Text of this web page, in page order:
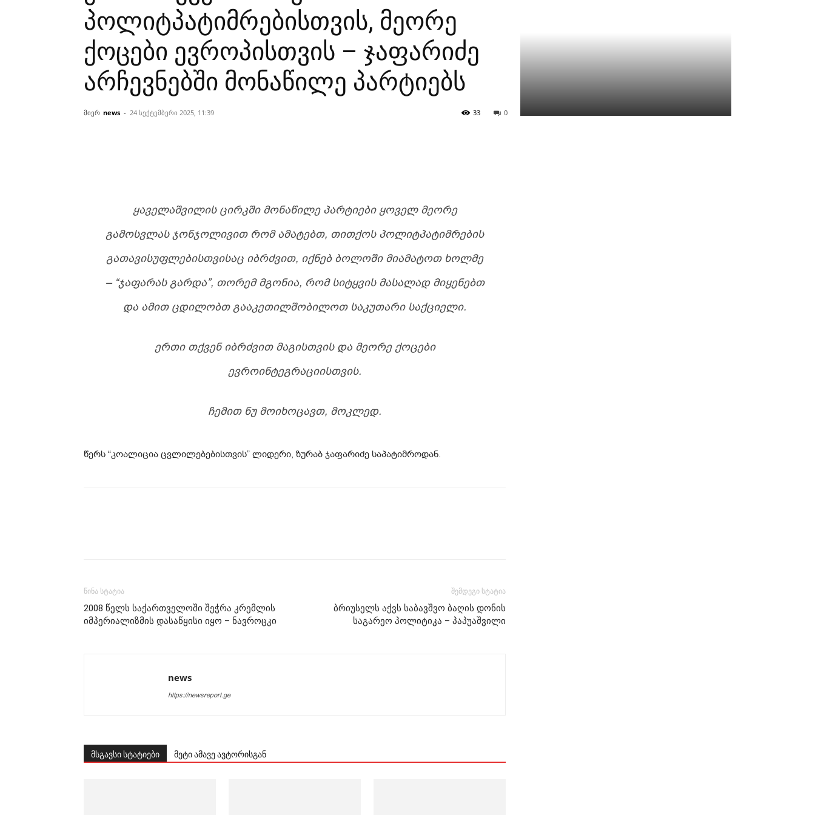
პოლიტპატიმრებისთვის, მეორე
ქოცები ევროპისთვის – ჯაფარიძე
არჩევნებში მონაწილე პარტიებს
მიერ news - 24 სექტემბერი 2025, 11:39 0
33
ᲧᲐᲕᲔᲚᲐᲨᲕᲘᲚᲘᲡ ᲪᲘᲠᲙᲨᲘ ᲛᲝᲜᲐᲬᲘᲚᲔ ᲞᲐᲠᲢᲘᲔᲑᲘ ᲧᲝᲕᲔᲚ ᲛᲔᲝᲠᲔ
ᲒᲐᲛᲝᲡᲕᲚᲐᲡ ᲯᲝᲜᲯᲝᲚᲘᲕᲘᲗ ᲠᲝᲛ ᲐᲛᲐᲢᲔᲑᲗ, ᲗᲘᲗᲥᲝᲡ ᲞᲝᲚᲘᲢᲞᲐᲢᲘᲛᲠᲔᲑᲘᲡ
ᲒᲐᲗᲐᲕᲘᲡᲣᲤᲚᲔᲑᲘᲡᲗᲕᲘᲡᲐᲪ ᲘᲑᲠᲫᲕᲘᲗ, ᲘᲥᲜᲔᲑ ᲑᲝᲚᲝᲨᲘ ᲛᲘᲐᲛᲐᲢᲝᲗ ᲮᲝᲚᲛᲔ
– “ᲯᲐᲤᲐᲠᲐᲡ ᲒᲐᲠᲓᲐ”, ᲗᲝᲠᲔᲛ ᲛᲒᲝᲜᲘᲐ, ᲠᲝᲛ ᲡᲘᲢᲧᲕᲘᲡ ᲛᲐᲡᲐᲚᲐᲓ ᲛᲘᲧᲔᲜᲔᲑᲗ
ᲓᲐ ᲐᲛᲘᲗ ᲪᲓᲘᲚᲝᲑᲗ ᲒᲐᲐᲙᲔᲗᲘᲚᲨᲝᲑᲘᲚᲝᲗ ᲡᲐᲙᲣᲗᲐᲠᲘ ᲡᲐᲥᲪᲘᲔᲚᲘ.
ᲔᲠᲗᲘ ᲗᲥᲕᲔᲜ ᲘᲑᲠᲫᲕᲘᲗ ᲛᲐᲒᲘᲡᲗᲕᲘᲡ ᲓᲐ ᲛᲔᲝᲠᲔ ᲥᲝᲪᲔᲑᲘ
ᲔᲕᲠᲝᲘᲜᲢᲔᲒᲠᲐᲪᲘᲘᲡᲗᲕᲘᲡ.
ᲩᲔᲛᲘᲗ ᲜᲣ ᲛᲝᲘᲮᲝᲪᲐᲕᲗ, ᲛᲝᲙᲚᲔᲓ.
წერს “კოალიცია ცვლილებებისთვის” ლიდერი, ზურაბ ჯაფარიძე საპატიმროდან.
წინა სტატია
2008 წელს საქართველოში შეჭრა კრემლის
იმპერიალიზმის დასაწყისი იყო – ნავროცკი
შემდეგი სტატია
ბრიუსელს აქვს საბავშვო ბაღის დონის
საგარეო პოლიტიკა – პაპუაშვილი
news
https://newsreport.ge
მსგავსი სტატიები მეტი ამავე ავტორისგან